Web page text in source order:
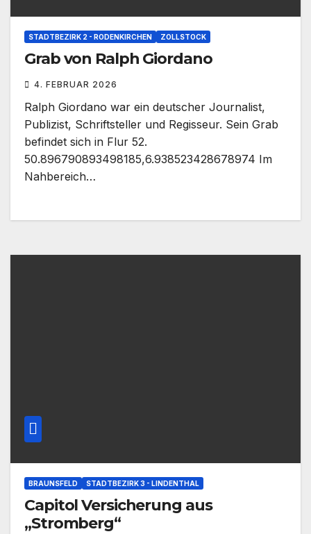
STADTBEZIRK 2 - RODENKIRCHEN ZOLLSTOCK
Grab von Ralph Giordano
4. FEBRUAR 2026
Ralph Giordano war ein deutscher Journalist,
Publizist, Schriftsteller und Regisseur. Sein Grab
befindet sich in Flur 52.
50.896790893498185,6.938523428678974 Im
Nahbereich…
BRAUNSFELD STADTBEZIRK 3 - LINDENTHAL
Capitol Versicherung aus
„Stromberg“